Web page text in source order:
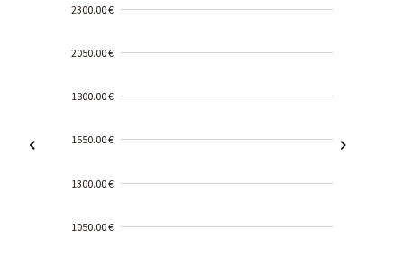
2300.00 €
2050.00 €
1800.00 €
1550.00 €
1300.00 €
1050.00 €